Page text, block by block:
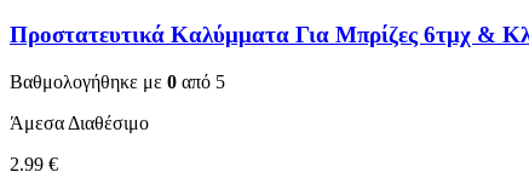
Προστατευτικά Καλύμματα Για Μπρίζες 6τμχ &
Βαθμολογήθηκε με 0 από 5
Άμεσα Διαθέσιμο
2.99 €